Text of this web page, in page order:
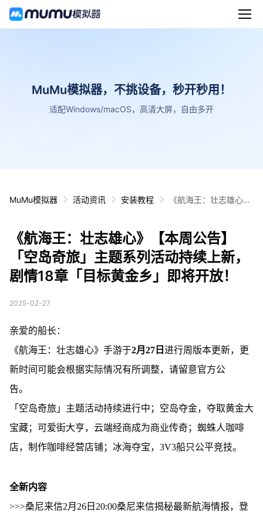
MuMu模拟器，不挑设备，秒开秒用！
适配Windows/macOS，高清大屏，自由多开
MuMu模拟器 活动资讯 安装教程
《航海王：壮志雄心》
上新，剧情18章「目标
黄金乡」即将开放！
《航海王：壮志雄心》【本周公告】
「空岛奇旅」主题系列活动持续上新，
剧情18章「目标黄金乡」即将开放！
2025-02-27
亲爱的船长：
《航海王：壮志雄心》手游于2月27日 进行周版本更新，更
新时间可能会根据实际情况有所调整，请留意官方公
告。
「空岛奇旅」主题活动持续进行中；空岛夺金，夺取黄金大
宝藏；可爱街大亨，云端经商成为商业传奇；蜘蛛人咖啡
店，制作咖啡经营店铺；冰海夺宝，3V3船只公平竞技。
全新内容
>>>桑尼来信2月26日20:00桑尼来信揭秘最新航海情报，登